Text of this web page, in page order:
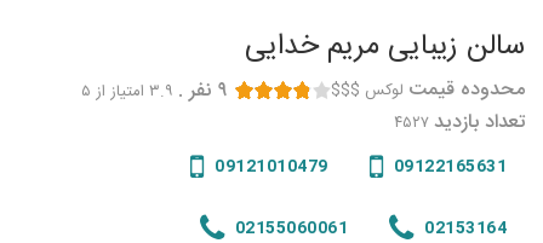
سالن زیبایی مریم خدایی
محدوده قیمت لوکس $$$ ۹ نفر. ۳.۹ امتیاز از ۵
تعداد بازدید۴۵۲۷
09122165631
09121010479
02153164
02155060061